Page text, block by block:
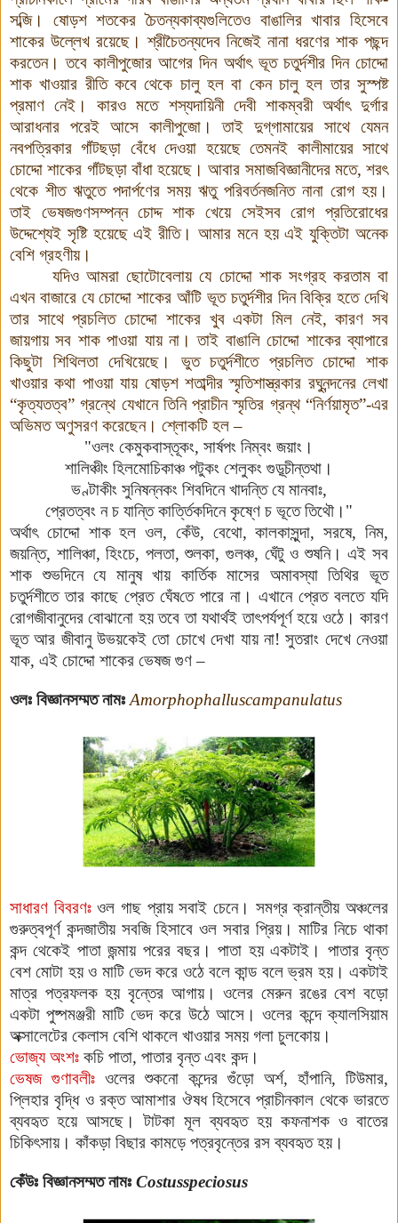
সব্জি। ষোড়শ শতকের চৈতন্যকাব্যগুলিতেও বাঙালির খাবার হিসেবে
শাকের উল্লেখ রয়েছে। শ্রীচৈতন্যদেব নিজেই নানা ধরণের শাক পছন্দ
করতেন। তবে কালীপুজোর আগের দিন অর্থাৎ ভূত চতুর্দশীর দিন চোদ্দো
শাক খাওয়ার রীতি কবে থেকে চালু হল বা কেন চালু হল তার সুস্পষ্ট
প্রমাণ নেই। কারও মতে শস্যদায়িনী দেবী শাকম্বরী অর্থাৎ দুর্গার
আরাধনার পরেই আসে কালীপুজো। তাই দুগ্‌গামায়ের সাথে যেমন
নবপত্রিকার গাঁটছড়া বেঁধে দেওয়া হয়েছে তেমনই কালীমায়ের সাথে
চোদ্দো শাকের গাঁটছড়া বাঁধা হয়েছে। আবার সমাজবিজ্ঞানীদের মতে, শরৎ
থেকে শীত ঋতুতে পদার্পণের সময় ঋতু পরিবর্তনজনিত নানা রোগ হয়।
তাই ভেষজগুণসম্পন্ন চোদ্দ শাক খেয়ে সেইসব রোগ প্রতিরোধের
উদ্দেশ্যেই সৃষ্টি হয়েছে এই রীতি। আমার মনে হয় এই যুক্তিটা অনেক
বেশি গ্রহণীয়।
যদিও আমরা ছোটোবেলায় যে চোদ্দো শাক সংগ্রহ করতাম বা
এখন বাজারে যে চোদ্দো শাকের আঁটি ভূত চতুর্দশীর দিন বিক্রি হতে দেখি
তার সাথে প্রচলিত চোদ্দো শাকের খুব একটা মিল নেই, কারণ সব
জায়গায় সব শাক পাওয়া যায় না। তাই বাঙালি চোদ্দো শাকের ব্যাপারে
কিছুটা শিথিলতা দেখিয়েছে। ভুত চতুর্দশীতে প্রচলিত চোদ্দো শাক
খাওয়ার কথা পাওয়া যায় ষোড়শ শতাব্দীর স্মৃতিশাস্ত্রকার রঘুনন্দনের লেখা
“কৃত্যতত্ব” গ্রন্থে যেখানে তিনি প্রাচীন স্মৃতির গ্রন্থ “নির্ণয়ামৃত”-এর
অভিমত অণুসরণ করেছেন। শ্লোকটি হল –
"ওলং কেমুকবাস্তূকং, সার্ষপং নিম্বং জয়াং।
শালিঞ্চীং হিলমোচিকাঞ্চ পটুকং শেলুকং গুড়ূচীন্তথা।
ভণ্টাকীং সুনিষন্নকং শিবদিনে খাদন্তি যে মানবাঃ,
প্রেতত্বং ন চ যান্তি কার্ত্তিকদিনে কৃষ্ণে চ ভূতে তিথৌ।"
অর্থাৎ চোদ্দো শাক হল ওল, কেঁউ, বেথো, কালকাসুন্দা, সরষে, নিম,
জয়ন্তি, শালিঞ্চা, হিংচে, পলতা, শুলকা, গুলঞ্চ, ঘেঁটু ও শুষনি।এই সব
শাক শুভদিনে যে মানুষ খায় কার্তিক মাসের অমাবস্যা তিথির ভূত
চতুর্দশীতে তার কাছে প্রেত ঘেঁষতে পারে না। এখানে প্রেত বলতে যদি
রোগজীবানুদের বোঝানো হয় তবে তা যথার্থই তাৎপর্যপূর্ণ হয়ে ওঠে। কারণ
ভূত আর জীবানু উভয়কেই তো চোখে দেখা যায় না! সুতরাং দেখে নেওয়া
যাক, এই চোদ্দো শাকের ভেষজ গুণ –
ওলঃ বিজ্ঞানসম্মত নামঃ Amorphophalluscampanulatus
সাধারণ বিবরণঃওল গাছ প্রায় সবাই চেনে। সমগ্র ক্রান্তীয় অঞ্চলের
গুরুত্বপূর্ণ কন্দজাতীয় সবজি হিসাবে ওল সবার প্রিয়। মাটির নিচে থাকা
কন্দ থেকেই পাতা জন্মায় পরের বছর। পাতা হয় একটাই। পাতার বৃন্ত
বেশ মোটা হয় ও মাটি ভেদ করে ওঠে বলে কান্ড বলে ভ্রম হয়। একটাই
মাত্র পত্রফলক হয় বৃন্তের আগায়। ওলের মেরুন রঙের বেশ বড়ো
একটা পুষ্পমঞ্জরী মাটি ভেদ করে উঠে আসে। ওলের কন্দে ক্যালসিয়াম
অক্সালেটের কেলাস বেশি থাকলে খাওয়ার সময় গলা চুলকোয়।
ভোজ্য অংশঃ কচি পাতা, পাতার বৃন্ত এবং কন্দ।
ভেষজ গুণাবলীঃ ওলের শুকনো কন্দের গুঁড়ো অর্শ, হাঁপানি, টিউমার,
প্লিহার বৃদ্ধি ও রক্ত আমাশার ঔষধ হিসেবে প্রাচীনকাল থেকে ভারতে
ব্যবহৃত হয়ে আসছে। টাটকা মূল ব্যবহৃত হয় কফনাশক ও বাতের
চিকিৎসায়। কাঁকড়া বিছার কামড়ে পত্রবৃন্তের রস ব্যবহৃত হয়।
কেঁউঃ বিজ্ঞানসম্মত নামঃ Costusspeciosus